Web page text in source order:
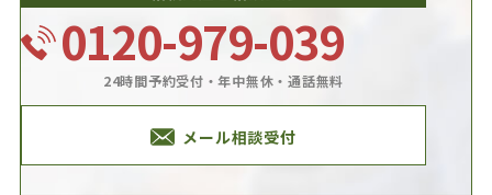
0120-979-039
24時間予約受付・年中無休・通話無料
メール相談受付